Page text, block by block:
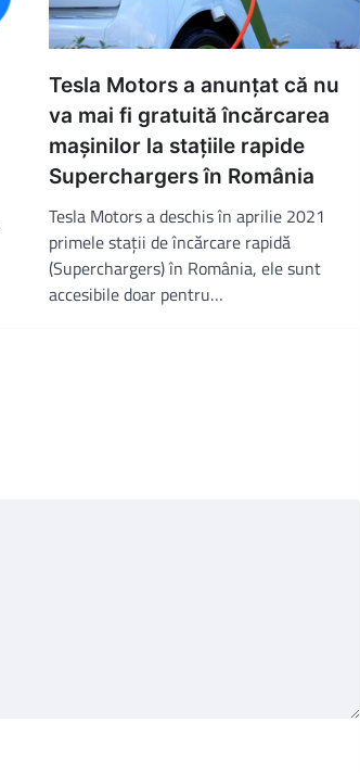
Tesla Motors a anunțat că nu
va mai fi gratuită încărcarea
mașinilor la stațiile rapide
Superchargers în România
Tesla Motors a deschis în aprilie 2021
primele stații de încărcare rapidă
(Superchargers) în România, ele sunt
accesibile doar pentru…